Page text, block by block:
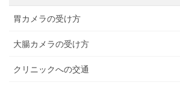
胃カメラの受け方
大腸カメラの受け方
クリニックへの交通